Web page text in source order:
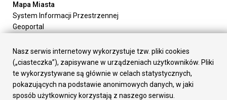
Mapa Miasta
System Informacji Przestrzennej
Geoportal
Załatw sprawę
Prezydent Miasta
Rada Miasta
Wydziały
Elektroniczna Skrzynka Podawcza
Nasz serwis internetowy wykorzystuje tzw. pliki cookies
(„ciasteczka”), zapisywane w urządzeniach użytkowników. Pliki
te wykorzystywane są głównie w celach statystycznych,
pokazujących na podstawie anonimowych danych, w jaki
sposób użytkownicy korzystają z naszego serwisu.